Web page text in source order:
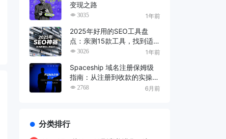
变现之路
3035 1年前
2025年好用的SEO工具盘
点：亲测15款工具，找到适
合你的SEO神器！
3026 1年前
Spaceship 域名注册保姆级
指南：从注册到收款的实操教
程，小白也能轻松上手
2768 6月前
分类排行